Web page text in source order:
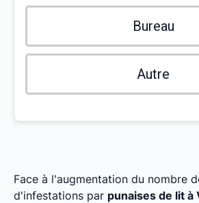
Bureau
Autre
Face à l'augmentation du nombre
d'infestations par punaises de lit à